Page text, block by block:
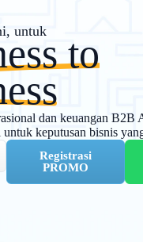
untuk
to
dan keuangan B2B
untuk keputusan bisnis
Registrasi
PROMO